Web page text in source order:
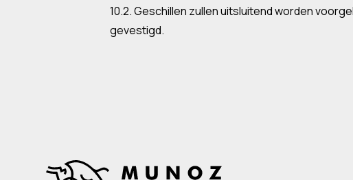
10.2. Geschillen zullen uitsluitend worden
gevestigd.